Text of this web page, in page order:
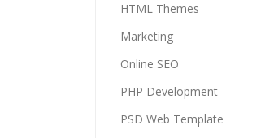
HTML Themes
Marketing
Online SEO
PHP Development
PSD Web Template